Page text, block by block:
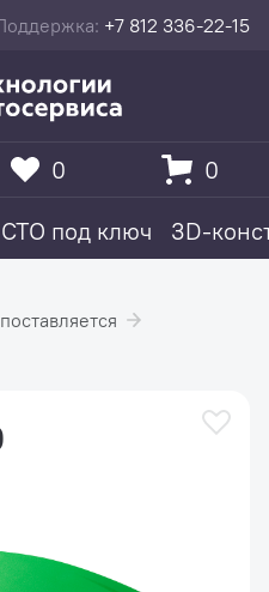
+7 812 336-22-15
СТО под ключ 3D-
0 0